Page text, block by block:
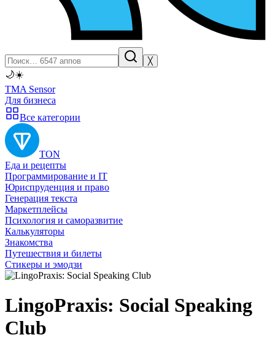
╳
🌙☀️
TMA Sensor
Для бизнеса
Все категории
TON
Еда и рецепты
Программирование и IT
Юриспруденция и право
Генерация текста
Маркетплейсы
Психология и саморазвитие
Калькуляторы
Знакомства
Путешествия и билеты
Стикеры и эмодзи
LingoPraxis: Social Speaking
Club